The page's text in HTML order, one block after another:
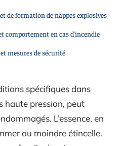
de formation de nappes explosives
en cas d’incendie
mesures de sécurité
spécifiques dans
haute pression, peut
L’essence, en
au moindre étincelle.